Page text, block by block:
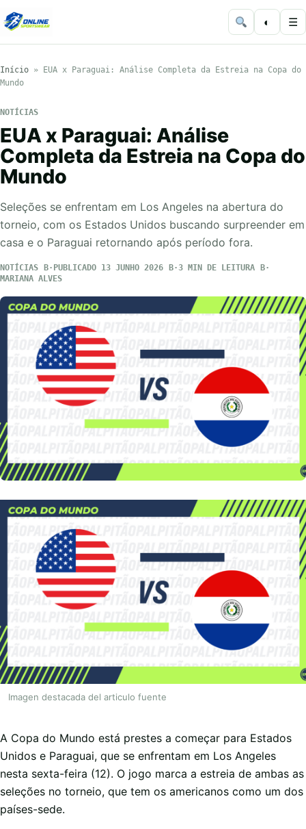
◐ ☰
Início »
EUA x Paraguai: Análise Completa da Estreia na Copa do
Mundo
NOTÍCIAS
EUA x Paraguai: Análise
Completa da Estreia na Copa do
Mundo
Seleções se enfrentam em Los Angeles na abertura do
torneio, com os Estados Unidos buscando surpreender em
casa e o Paraguai retornando após período fora.
NOTÍCIAS PUBLICADO 13 JUNHO 2026
3 MIN DE LEITURA
MARIANA ALVES
Imagen destacada del articulo fuente
A Copa do Mundo está prestes a começar para Estados
Unidos e Paraguai, que se enfrentam em Los Angeles
nesta sexta-feira (12). O jogo marca a estreia de ambas as
seleções no torneio, que tem os americanos como um dos
países-sede.